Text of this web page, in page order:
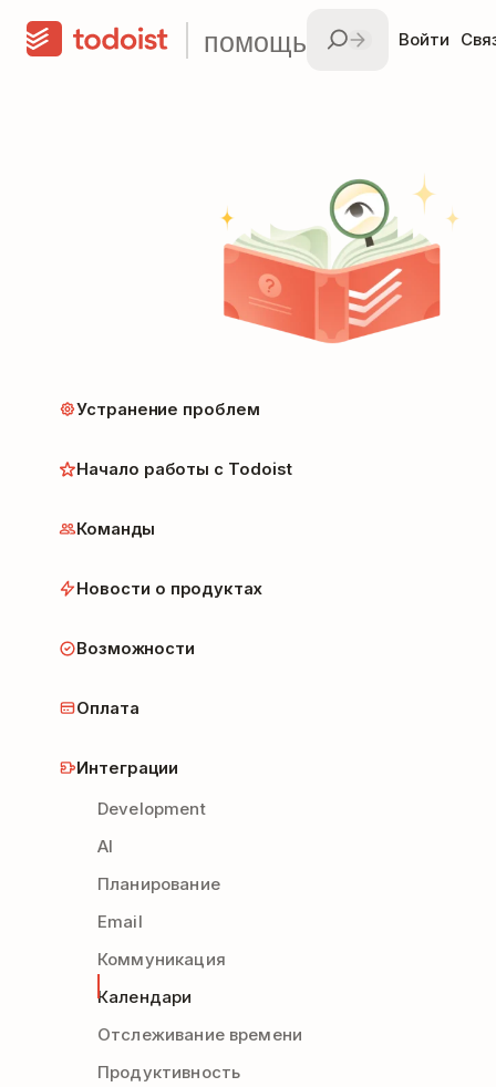
помощь Войти
Устранение проблем
Начало работы с Todoist
Команды
Новости о продуктах
Возможности
Оплата
Интеграции
Development
AI
Планирование
Email
Коммуникация
Календари
Отслеживание времени
Продуктивность